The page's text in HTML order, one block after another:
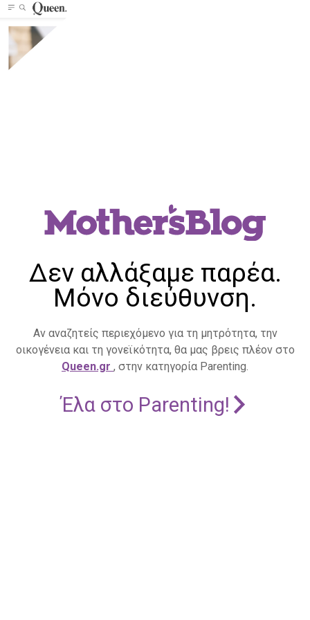
Δεν αλλάξαμε παρέα.
Μόνο διεύθυνση.
Αν αναζητείς περιεχόμενο για τη μητρότητα, την
οικογένεια και τη γονεϊκότητα, θα μας βρεις πλέον στο
Queen.gr , στην κατηγορία Parenting.
Έλα στο Parenting!